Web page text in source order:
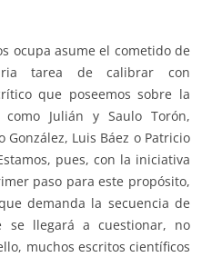
ocupa asume el cometido de
tarea de calibrar con
que poseemos sobre la
Julián y Saulo Torón,
González, Luis Báez o Patricio
pues, con la iniciativa
paso para este propósito,
demanda la secuencia de
se llegará a cuestionar, no
muchos escritos científicos